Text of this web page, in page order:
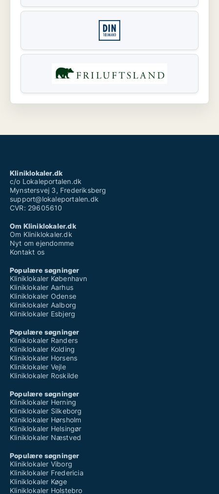
Kliniklokaler.dk
c/o Lokaleportalen.dk
Mynstersvej 3, Frederiksberg
support@lokaleportalen.dk
CVR: 29605610
Om Kliniklokaler.dk
Om Kliniklokaler.dk
Nyt om ejendomme
Kontakt os
Populære søgninger
Kliniklokaler København
Kliniklokaler Aarhus
Kliniklokaler Odense
Kliniklokaler Aalborg
Kliniklokaler Esbjerg
Populære søgninger
Kliniklokaler Randers
Kliniklokaler Kolding
Kliniklokaler Horsens
Kliniklokaler Vejle
Kliniklokaler Roskilde
Populære søgninger
Kliniklokaler Herning
Kliniklokaler Silkeborg
Kliniklokaler Hørsholm
Kliniklokaler Helsingør
Kliniklokaler Næstved
Populære søgninger
Kliniklokaler Viborg
Kliniklokaler Fredericia
Kliniklokaler Køge
Kliniklokaler Holstebro